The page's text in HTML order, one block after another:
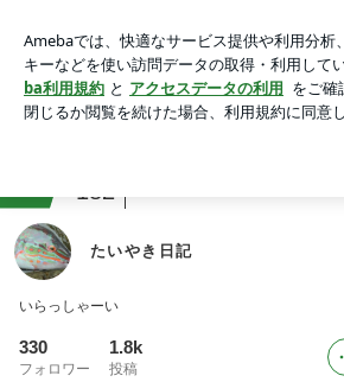
アプリをダウンロードして ブログの更新通知
ょう。
182
たいやき日記
いらっしゃーい
330
フォロワー
1.8k
投稿